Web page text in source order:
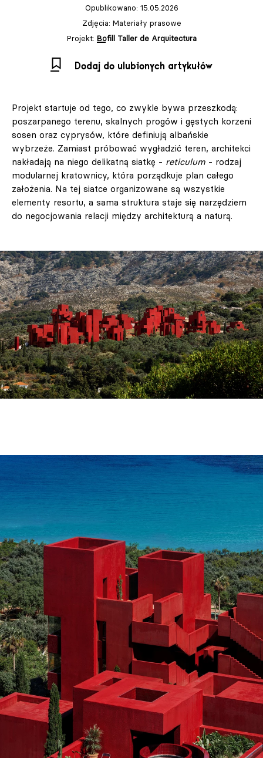
Opublikowano: 15.05.2026
Zdjęcia: Materiały prasowe
Projekt: Bofill Taller de Arquitectura
Dodaj do ulubionych artykułów
Projekt startuje od tego, co zwykle bywa przeszkodą:
poszarpanego terenu, skalnych progów i gęstych korzeni
sosen oraz cyprysów, które definiują albańskie
wybrzeże. Zamiast próbować wygładzić teren, architekci
nakładają na niego delikatną siatkę - reticulum - rodzaj
modularnej kratownicy, która porządkuje plan całego
założenia. Na tej siatce organizowane są wszystkie
elementy resortu, a sama struktura staje się narzędziem
do negocjowania relacji między architekturą a naturą.